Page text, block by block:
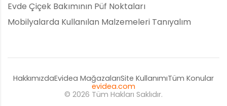
Evde Çiçek Bakımının Püf Noktaları
Mobilyalarda Kullanılan Malzemeleri Tanıyalım
HakkımızdaEvidea MağazalarıSite KullanımıTüm Konular
evidea.com
© 2026 Tüm Hakları Saklıdır.